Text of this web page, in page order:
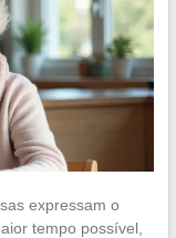
expressam o
tempo possível,